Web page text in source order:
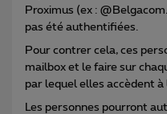
Proximus (ex :
pas été authentifiées.
Pour contrer cela, ces
mailbox et le faire sur
par lequel elles accèdent à
Les personnes pourront